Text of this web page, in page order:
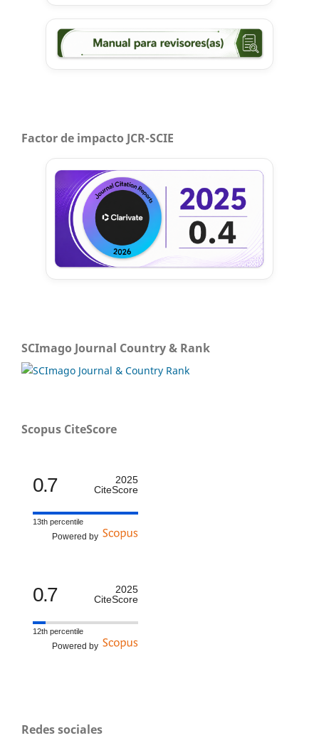
Factor de impacto JCR-SCIE
SCImago Journal Country & Rank
Scopus CiteScore
0.7
2025
CiteScore
13th percentile
Powered by
0.7
2025
CiteScore
12th percentile
Powered by
Redes sociales